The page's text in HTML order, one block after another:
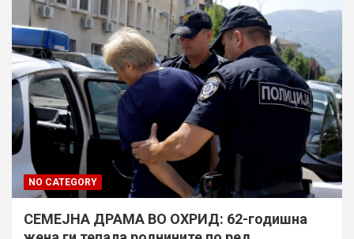
NO CATEGORY
СЕМЕЈНА ДРАМА ВО ОХРИД: 62-годишна